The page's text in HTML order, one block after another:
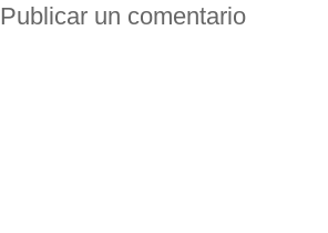
Publicar un comentario